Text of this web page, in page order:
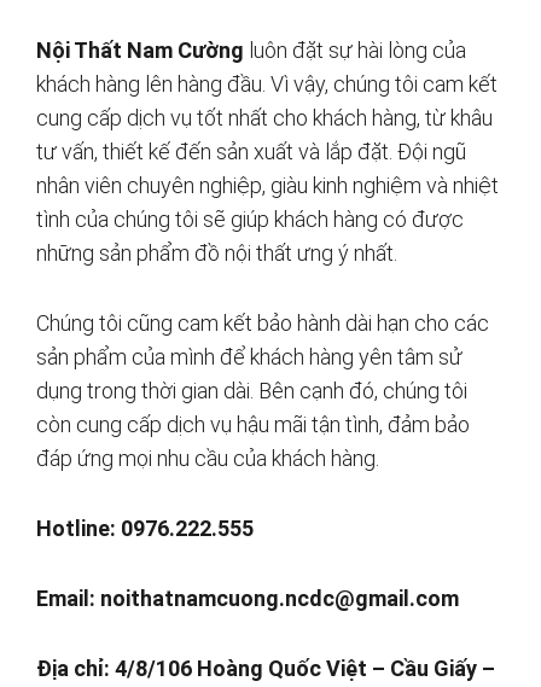
Nội Thất Nam Cường luôn đặt sự hài lòng của
khách hàng lên hàng đầu. Vì vậy, chúng tôi cam kết
cung cấp dịch vụ tốt nhất cho khách hàng, từ khâu
tư vấn, thiết kế đến sản xuất và lắp đặt. Đội ngũ
nhân viên chuyên nghiệp, giàu kinh nghiệm và nhiệt
tình của chúng tôi sẽ giúp khách hàng có được
những sản phẩm đồ nội thất ưng ý nhất.
Chúng tôi cũng cam kết bảo hành dài hạn cho các
sản phẩm của mình để khách hàng yên tâm sử
dụng trong thời gian dài. Bên cạnh đó, chúng tôi
còn cung cấp dịch vụ hậu mãi tận tình, đảm bảo
đáp ứng mọi nhu cầu của khách hàng.
Hotline: 0976.222.555
Email: noithatnamcuong.ncdc@gmail.com
Địa chỉ: 4/8/106 Hoàng Quốc Việt – Cầu Giấy –